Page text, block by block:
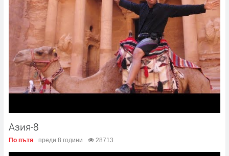
Азия-8
По пътя преди 8 години 28713